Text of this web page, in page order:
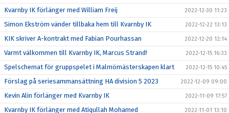
Kvarnby IK förlänger med William Freij 2022-12-30 11:23
Simon Ekström vänder tillbaka hem till Kvarnby IK 2022-12-22 13:13
KIK skriver A-kontrakt med Fabian Pourhassan 2022-12-20 12:14
Varmt välkommen till Kvarnby IK, Marcus Strand! 2022-12-15 16:33
Spelschemat för gruppspelet i Malmömästerskapen klart 2022-12-15 10:45
Förslag på seriesammansättning HA division 5 2023 2022-12-09 09:00
Kevin Alin förlänger med Kvarnby IK 2022-11-09 17:57
Kvarnby IK förlänger med Atiqullah Mohamed 2022-11-01 13:10